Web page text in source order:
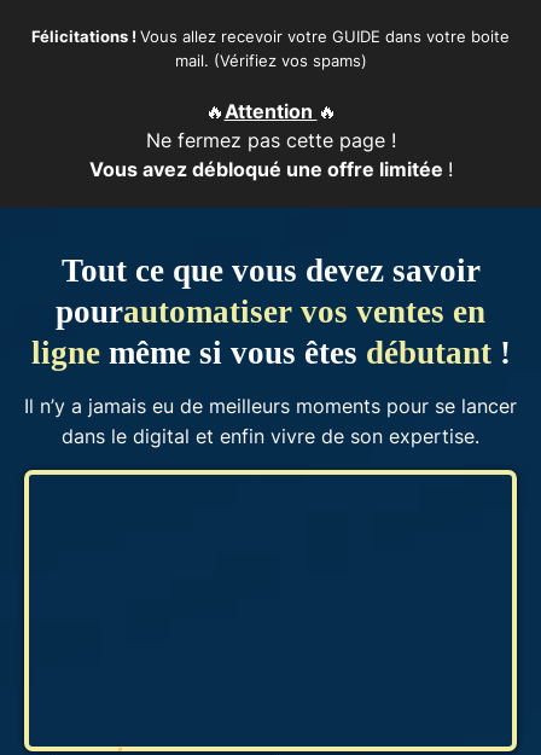
Félicitations !Vous allez recevoir votre GUIDE dans votre boite
mail. (Vérifiez vos spams)
🔥Attention 🔥
Ne fermez pas cette page !
Vous avez débloqué une offre limitée !
Tout ce que vous devez savoir
pourautomatiser vos ventes en
ligne même si vous êtes débutant!
Il n’y a jamais eu de meilleurs moments pour se lancer
dans le digital et enfin vivre de son expertise.